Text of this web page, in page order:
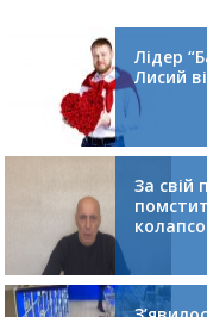
Лідер
Лисий
За свій